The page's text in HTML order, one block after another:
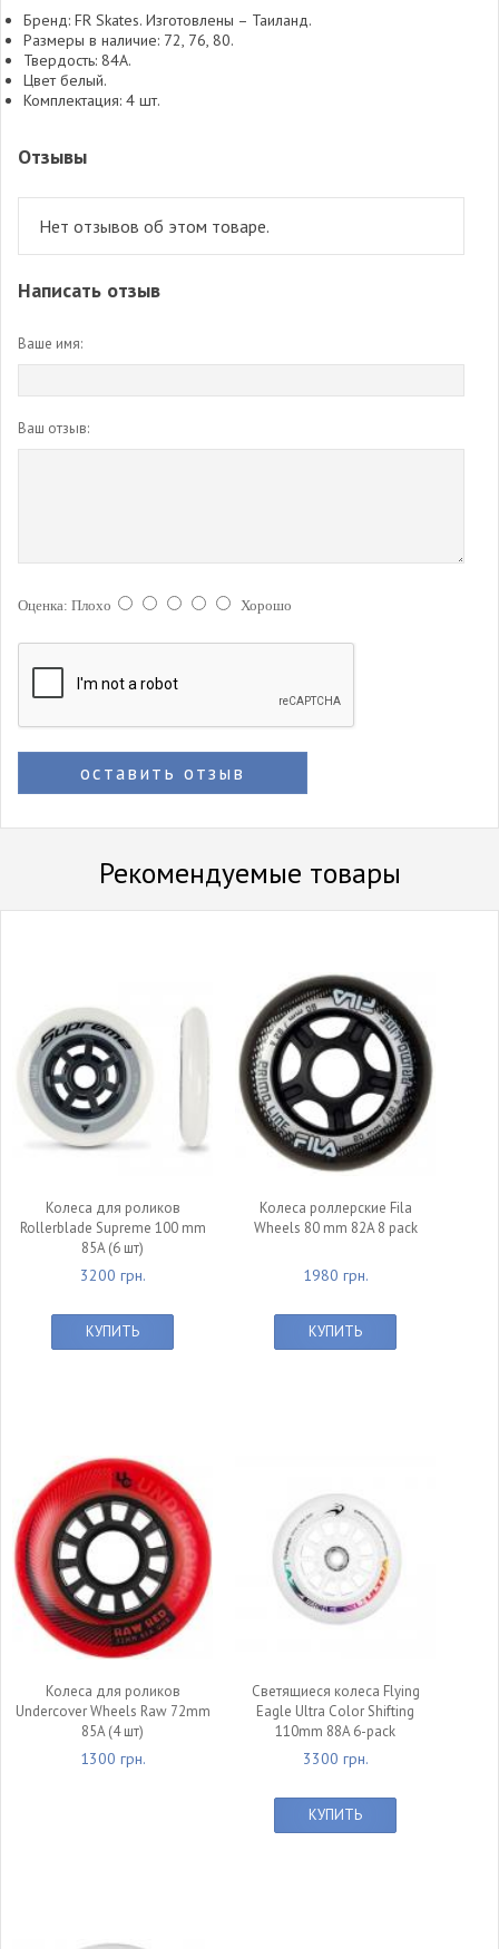
Бренд: FR Skates. Изготовлены – Таиланд.
Размеры в наличие: 72, 76, 80.
Твердость: 84А.
Цвет белый.
Комплектация: 4 шт.
Отзывы
Нет отзывов об этом товаре.
Написать отзыв
Ваше имя:
Ваш отзыв:
Оценка: Плохо Хорошо
оставить отзыв
Рекомендуемые товары
Колеса для роликов
Rollerblade Supreme 100 mm
85A (6 шт)
3200 грн.
КУПИТЬ
Колеса роллерские Fila
Wheels 80 mm 82A 8 pack
1980 грн.
КУПИТЬ
Колеса для роликов
Undercover Wheels Raw 72mm
85A (4 шт)
1300 грн.
Светящиеся колеса Flying
Eagle Ultra Color Shifting
110mm 88A 6-pack
3300 грн.
КУПИТЬ